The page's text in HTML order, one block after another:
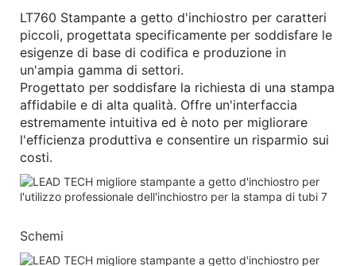
LT760 Stampante a getto d'inchiostro per caratteri
piccoli, progettata specificamente per soddisfare le
esigenze di base di codifica e produzione in
un'ampia gamma di settori.
Progettato per soddisfare la richiesta di una stampa
affidabile e di alta qualità. Offre un'interfaccia
estremamente intuitiva ed è noto per migliorare
l'efficienza produttiva e consentire un risparmio sui
costi.
Schemi